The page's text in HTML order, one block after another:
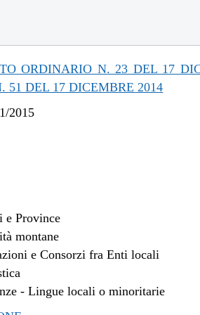
ORDINARIO N. 23 DEL 17
51 DEL 17 DICEMBRE 2014
2015
e Province
montane
e Consorzi fra Enti locali
- Lingue locali o minoritarie